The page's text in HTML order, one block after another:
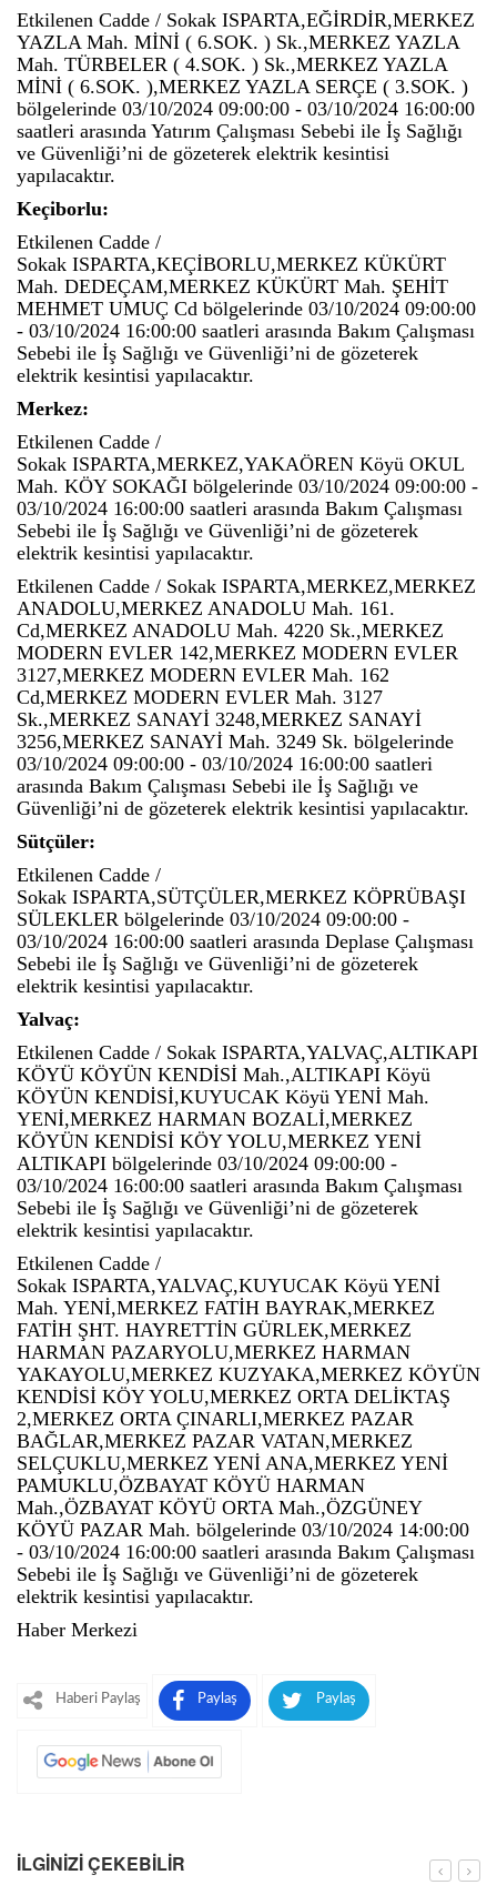
Etkilenen Cadde / Sokak ISPARTA,EĞİRDİR,MERKEZ
YAZLA Mah. MİNİ ( 6.SOK. ) Sk.,MERKEZ YAZLA
Mah. TÜRBELER ( 4.SOK. ) Sk.,MERKEZ YAZLA
MİNİ ( 6.SOK. ),MERKEZ YAZLA SERÇE ( 3.SOK. )
bölgelerinde 03/10/2024 09:00:00 - 03/10/2024 16:00:00
saatleri arasında Yatırım Çalışması Sebebi ile İş Sağlığı
ve Güvenliği’ni de gözeterek elektrik kesintisi
yapılacaktır.
Keçiborlu:
Etkilenen Cadde /
Sokak ISPARTA,KEÇİBORLU,MERKEZ KÜKÜRT
Mah. DEDEÇAM,MERKEZ KÜKÜRT Mah. ŞEHİT
MEHMET UMUÇ Cd bölgelerinde 03/10/2024 09:00:00
- 03/10/2024 16:00:00 saatleri arasında Bakım Çalışması
Sebebi ile İş Sağlığı ve Güvenliği’ni de gözeterek
elektrik kesintisi yapılacaktır.
Merkez:
Etkilenen Cadde /
Sokak ISPARTA,MERKEZ,YAKAÖREN Köyü OKUL
Mah. KÖY SOKAĞI bölgelerinde 03/10/2024 09:00:00 -
03/10/2024 16:00:00 saatleri arasında Bakım Çalışması
Sebebi ile İş Sağlığı ve Güvenliği’ni de gözeterek
elektrik kesintisi yapılacaktır.
Etkilenen Cadde / Sokak ISPARTA,MERKEZ,MERKEZ
ANADOLU,MERKEZ ANADOLU Mah. 161.
Cd,MERKEZ ANADOLU Mah. 4220 Sk.,MERKEZ
MODERN EVLER 142,MERKEZ MODERN EVLER
3127,MERKEZ MODERN EVLER Mah. 162
Cd,MERKEZ MODERN EVLER Mah. 3127
Sk.,MERKEZ SANAYİ 3248,MERKEZ SANAYİ
3256,MERKEZ SANAYİ Mah. 3249 Sk. bölgelerinde
03/10/2024 09:00:00 - 03/10/2024 16:00:00 saatleri
arasında Bakım Çalışması Sebebi ile İş Sağlığı ve
Güvenliği’ni de gözeterek elektrik kesintisi yapılacaktır.
Sütçüler:
Etkilenen Cadde /
Sokak ISPARTA,SÜTÇÜLER,MERKEZ KÖPRÜBAŞI
SÜLEKLER bölgelerinde 03/10/2024 09:00:00 -
03/10/2024 16:00:00 saatleri arasında Deplase Çalışması
Sebebi ile İş Sağlığı ve Güvenliği’ni de gözeterek
elektrik kesintisi yapılacaktır.
Yalvaç:
Etkilenen Cadde / Sokak ISPARTA,YALVAÇ,ALTIKAPI
KÖYÜ KÖYÜN KENDİSİ Mah.,ALTIKAPI Köyü
KÖYÜN KENDİSİ,KUYUCAK Köyü YENİ Mah.
YENİ,MERKEZ HARMAN BOZALİ,MERKEZ
KÖYÜN KENDİSİ KÖY YOLU,MERKEZ YENİ
ALTIKAPI bölgelerinde 03/10/2024 09:00:00 -
03/10/2024 16:00:00 saatleri arasında Bakım Çalışması
Sebebi ile İş Sağlığı ve Güvenliği’ni de gözeterek
elektrik kesintisi yapılacaktır.
Etkilenen Cadde /
Sokak ISPARTA,YALVAÇ,KUYUCAK Köyü YENİ
Mah. YENİ,MERKEZ FATİH BAYRAK,MERKEZ
FATİH ŞHT. HAYRETTİN GÜRLEK,MERKEZ
HARMAN PAZARYOLU,MERKEZ HARMAN
YAKAYOLU,MERKEZ KUZYAKA,MERKEZ KÖYÜN
KENDİSİ KÖY YOLU,MERKEZ ORTA DELİKTAŞ
2,MERKEZ ORTA ÇINARLI,MERKEZ PAZAR
BAĞLAR,MERKEZ PAZAR VATAN,MERKEZ
SELÇUKLU,MERKEZ YENİ ANA,MERKEZ YENİ
PAMUKLU,ÖZBAYAT KÖYÜ HARMAN
Mah.,ÖZBAYAT KÖYÜ ORTA Mah.,ÖZGÜNEY
KÖYÜ PAZAR Mah. bölgelerinde 03/10/2024 14:00:00
- 03/10/2024 16:00:00 saatleri arasında Bakım Çalışması
Sebebi ile İş Sağlığı ve Güvenliği’ni de gözeterek
elektrik kesintisi yapılacaktır.
Haber Merkezi
Haberi Paylaş Paylaş Paylaş
İLGINIZI ÇEKEBILIR